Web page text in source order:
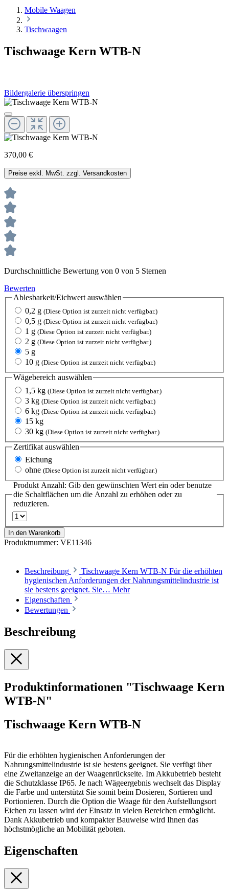
Mobile Waagen
Tischwaagen
Tischwaage Kern WTB-N
Bildergalerie überspringen
370,00 €
Preise exkl. MwSt. zzgl. Versandkosten
Durchschnittliche Bewertung von 0 von 5 Sternen
Bewerten
Ablesbarkeit/Eichwertauswählen
0,2 g (Diese Option ist zurzeit nicht verfügbar.)
0,5 g (Diese Option ist zurzeit nicht verfügbar.)
1 g (Diese Option ist zurzeit nicht verfügbar.)
2 g (Diese Option ist zurzeit nicht verfügbar.)
5 g
10 g (Diese Option ist zurzeit nicht verfügbar.)
Wägebereich auswählen
1,5 kg (Diese Option ist zurzeit nicht verfügbar.)
3 kg (Diese Option ist zurzeit nicht verfügbar.)
6 kg (Diese Option ist zurzeit nicht verfügbar.)
15 kg
30 kg (Diese Option ist zurzeit nicht verfügbar.)
Zertifikat auswählen
Eichung
ohne (Diese Option ist zurzeit nicht verfügbar.)
Produkt Anzahl: Gib den gewünschten Wert ein oder benutze
die Schaltflächen um die Anzahl zu erhöhen oder zu
reduzieren.
In den Warenkorb
Produktnummer: VE11346
Beschreibung
Tischwaage Kern WTB-N Für die erhöhten
hygienischen Anforderungen der Nahrungsmittelindustrie ist
sie bestens geeignet. Sie… Mehr
Eigenschaften
Bewertungen
Beschreibung
Produktinformationen "Tischwaage Kern
WTB-N"
Tischwaage Kern WTB-N
Für die erhöhten hygienischen Anforderungen der
Nahrungsmittelindustrie ist sie bestens geeignet. Sie verfügt über
eine Zweitanzeige an der Waagenrückseite. Im Akkubetrieb besteht
die Schutzklasse IP65. Je nach Wägeergebnis wechselt das Display
die Farbe und unterstützt Sie somit beim Dosieren, Sortieren und
Portionieren. Durch die Option die Waage für den Aufstellungsort
Eichen zu lassen wird der Einsatz in vielen Bereichen ermöglicht.
Dank Akkubetrieb und kompakter Bauweise wird Ihnen das
höchstmögliche an Mobilität geboten.
Eigenschaften